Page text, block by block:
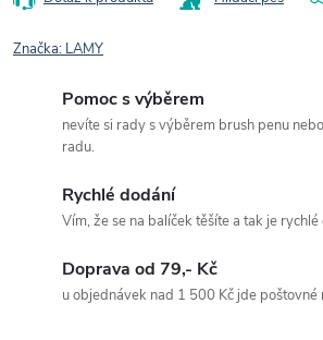
Značka: LAMY
Pomoc s výběrem
nevíte si rady s výběrem brush penu
radu.
Rychlé dodání
Vím, že se na balíček těšíte a tak je
Doprava od 79,- Kč
u objednávek nad 1 500 Kč jde poštovné